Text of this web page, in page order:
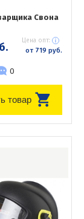
Свона
Цена опт:
от 719 руб.
0
товар